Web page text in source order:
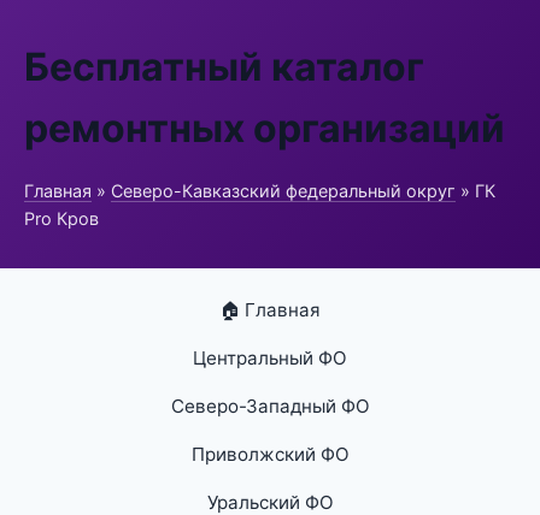
Бесплатный каталог
ремонтных организаций
Главная » Северо-Кавказский федеральный округ » ГК
Pro Кров
🏠 Главная
Центральный ФО
Северо-Западный ФО
Приволжский ФО
Уральский ФО